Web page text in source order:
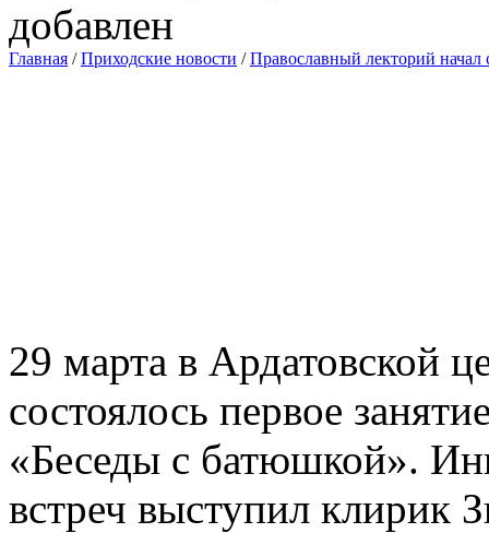
добавлен
Главная /Приходские новости /Православный лекторий начал
29 марта в Ардатовской
состоялось первое
«Беседы с батюшкой».
встреч выступил клирик